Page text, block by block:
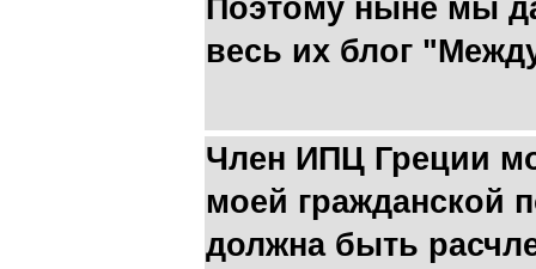
Поэтому ныне мы
весь их блог
Член ИПЦ Греции
моей гражданской
должна быть